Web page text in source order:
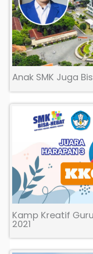
Anak SMK Juga
Kamp Kreatif
2021